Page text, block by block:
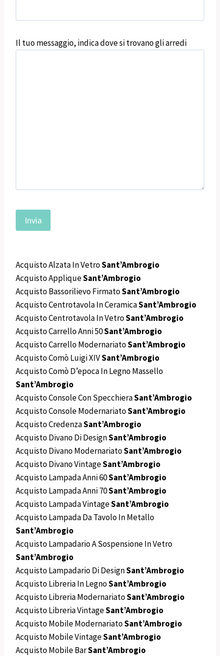
Il tuo messaggio, indica dove si trovano gli arredi
Acquisto Alzata In VetroSant’Ambrogio
Acquisto AppliqueSant’Ambrogio
Acquisto Bassorilievo FirmatoSant’Ambrogio
Acquisto Centrotavola In CeramicaSant’Ambrogio
Acquisto Centrotavola In VetroSant’Ambrogio
Acquisto Carrello Anni 50Sant’Ambrogio
Acquisto Carrello ModernariatoSant’Ambrogio
Acquisto Comò Luigi XIVSant’Ambrogio
Acquisto Comò D’epoca In Legno Massello
Sant’Ambrogio
Acquisto Console Con SpecchieraSant’Ambrogio
Acquisto Console ModernariatoSant’Ambrogio
Acquisto CredenzaSant’Ambrogio
Acquisto Divano Di DesignSant’Ambrogio
Acquisto Divano ModernariatoSant’Ambrogio
Acquisto Divano VintageSant’Ambrogio
Acquisto Lampada Anni 60Sant’Ambrogio
Acquisto Lampada Anni 70Sant’Ambrogio
Acquisto Lampada VintageSant’Ambrogio
Acquisto Lampada Da Tavolo In Metallo
Sant’Ambrogio
Acquisto Lampadario A Sospensione In Vetro
Sant’Ambrogio
Acquisto Lampadario Di DesignSant’Ambrogio
Acquisto Libreria In LegnoSant’Ambrogio
Acquisto Libreria ModernariatoSant’Ambrogio
Acquisto Libreria VintageSant’Ambrogio
Acquisto Mobile ModernariatoSant’Ambrogio
Acquisto Mobile VintageSant’Ambrogio
Acquisto Mobile BarSant’Ambrogio